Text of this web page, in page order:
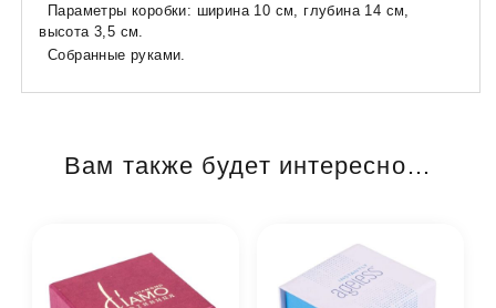
Параметры коробки: ширина 10 см, глубина 14 см,
высота 3,5 см.
Собранные руками.
Вам также будет интересно…